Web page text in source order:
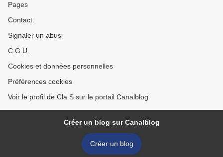
Pages
Contact
Signaler un abus
C.G.U.
Cookies et données personnelles
Préférences cookies
Voir le profil de Cla S sur le portail Canalblog
Créer un blog sur Canalblog
Créer un blog